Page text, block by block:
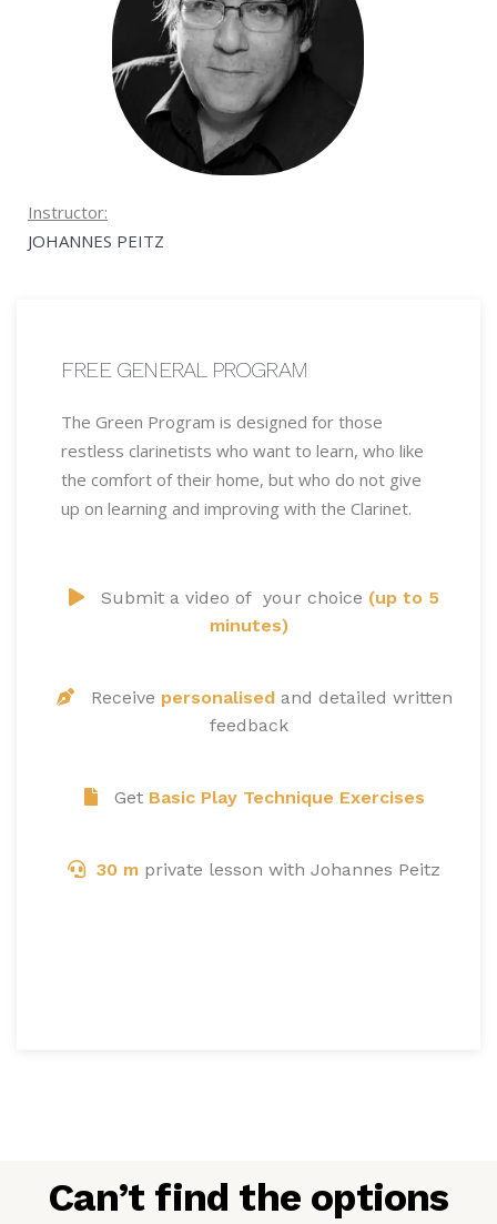
Instructor:
JOHANNES PEITZ
FREE GENERAL PROGRAM
The Green Program is designed for those
restless clarinetists who want to learn, who like
the comfort of their home, but who do not give
up on learning and improving with the Clarinet.
Submit a video of your choice (up to 5
minutes)
Receive personalised and detailed written
feedback
Get Basic Play Technique Exercises
30 m private lesson with Johannes Peitz
Can’t find the options